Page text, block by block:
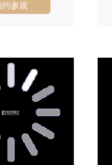
桃花岛
约参观